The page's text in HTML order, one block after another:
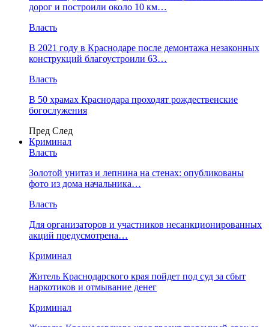
дорог и построили около 10 км…
Власть
В 2021 году в Краснодаре после демонтажа незаконных
конструкций благоустроили 63…
Власть
В 50 храмах Краснодара проходят рождественские
богослужения
Пред След
Криминал
Власть
​Золотой унитаз и лепнина на стенах: опубликованы
фото из дома начальника…
Власть
Для организаторов и участников несанкционированных
акций предусмотрена…
Криминал
Житель Краснодарского края пойдет под суд за сбыт
наркотиков и отмывание денег
Криминал